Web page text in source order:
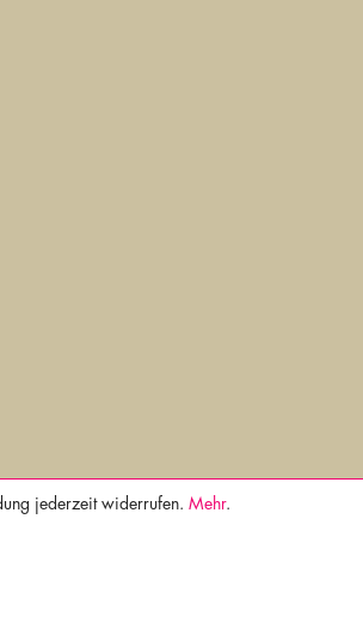
jederzeit widerrufen. Mehr.